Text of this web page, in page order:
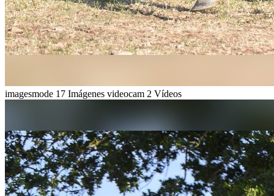
imagesmode 17 Imágenes videocam 2 Vídeos